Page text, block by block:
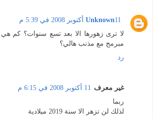
Unknown11 أكتوبر 2008 في 5:39 م
لا ترى زهورها الا بعد تسع سنوات؟ كم هي
مبرمج مع مذنب هالي؟
رد
غير معرف 11 أكتوبر 2008 في 6:15 م
ربما
لذلك لن تزهر الا سنة 2019 ميلادية